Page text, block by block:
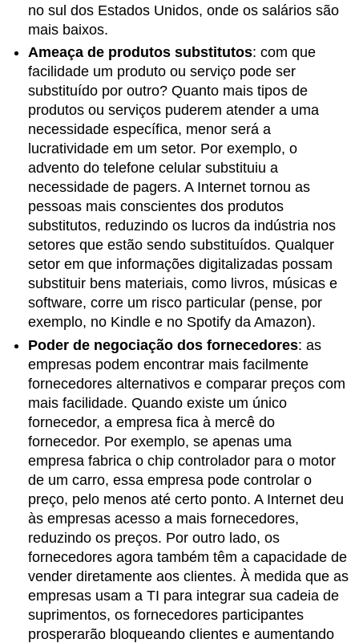
no sul dos Estados Unidos, onde os salários são
mais baixos.
Ameaça de produtos substitutos: com que
facilidade um produto ou serviço pode ser
substituído por outro? Quanto mais tipos de
produtos ou serviços puderem atender a uma
necessidade específica, menor será a
lucratividade em um setor. Por exemplo, o
advento do telefone celular substituiu a
necessidade de pagers. A Internet tornou as
pessoas mais conscientes dos produtos
substitutos, reduzindo os lucros da indústria nos
setores que estão sendo substituídos. Qualquer
setor em que informações digitalizadas possam
substituir bens materiais, como livros, músicas e
software, corre um risco particular (pense, por
exemplo, no Kindle e no Spotify da Amazon).
Poder de negociação dos fornecedores: as
empresas podem encontrar mais facilmente
fornecedores alternativos e comparar preços com
mais facilidade. Quando existe um único
fornecedor, a empresa fica à mercê do
fornecedor. Por exemplo, se apenas uma
empresa fabrica o chip controlador para o motor
de um carro, essa empresa pode controlar o
preço, pelo menos até certo ponto. A Internet deu
às empresas acesso a mais fornecedores,
reduzindo os preços. Por outro lado, os
fornecedores agora também têm a capacidade de
vender diretamente aos clientes. À medida que as
empresas usam a TI para integrar sua cadeia de
suprimentos, os fornecedores participantes
prosperarão bloqueando clientes e aumentando